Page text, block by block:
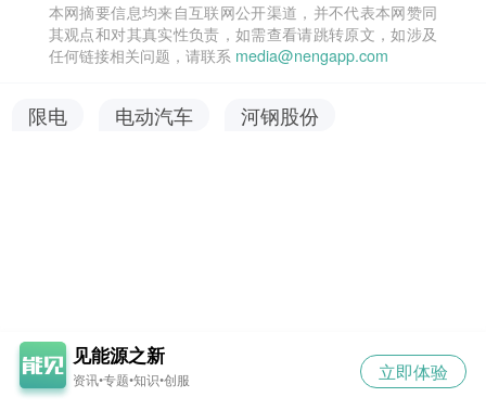
本网摘要信息均来自互联网公开渠道，并不代表本网赞同
其观点和对其真实性负责，如需查看请跳转原文，如涉及
任何链接相关问题，请联系 media@nengapp.com
限电 电动汽车 河钢股份
见能源之新
资讯•专题•知识•创服 立即体验